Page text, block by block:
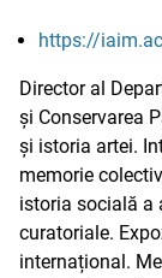
https://
Director al
și Conservarea
și istoria artei.
memorie
istoria socială a
curatoriale.
internațional.